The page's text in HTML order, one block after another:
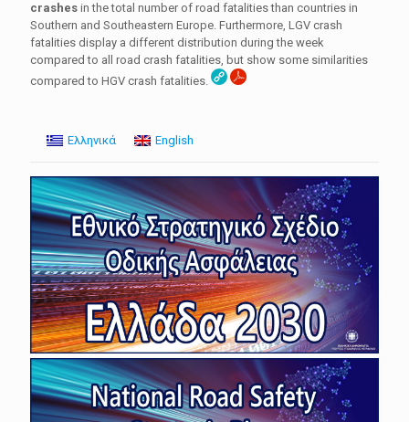
crashes in the total number of road fatalities than countries in
Southern and Southeastern Europe. Furthermore, LGV crash
fatalities display a different distribution during the week
compared to all road crash fatalities, but show some similarities
compared to HGV crash fatalities.
Ελληνικά English